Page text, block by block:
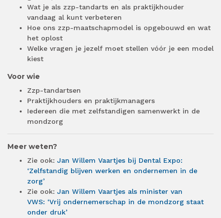
Wat je als zzp-tandarts en als praktijkhouder
vandaag al kunt verbeteren
Hoe ons zzp-maatschapmodel is opgebouwd en wat
het oplost
Welke vragen je jezelf moet stellen vóór je een model
kiest
Voor wie
Zzp-tandartsen
Praktijkhouders en praktijkmanagers
Iedereen die met zelfstandigen samenwerkt in de
mondzorg
Meer weten?
Zie ook: Jan Willem Vaartjes bij Dental Expo:
‘Zelfstandig blijven werken en ondernemen in de
zorg’
Zie ook: Jan Willem Vaartjes als minister van
VWS: ‘Vrij ondernemerschap in de mondzorg staat
onder druk’